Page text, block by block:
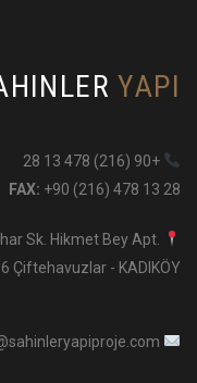
YAPI
+90 (216) 478 13 28
FAX: +90 (216) 478 13 28
Sk. Hikmet Bey Apt.
Çiftehavuzlar - KADIKÖY